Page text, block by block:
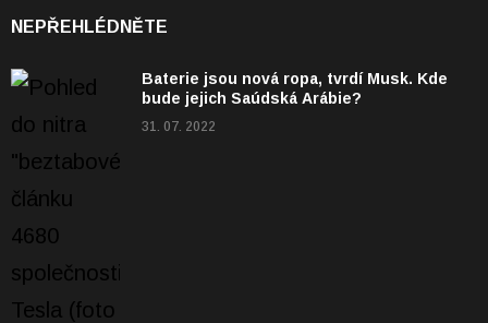
NEPŘEHLÉDNĚTE
Baterie jsou nová ropa, tvrdí Musk. Kde
bude jejich Saúdská Arábie?
31. 07. 2022